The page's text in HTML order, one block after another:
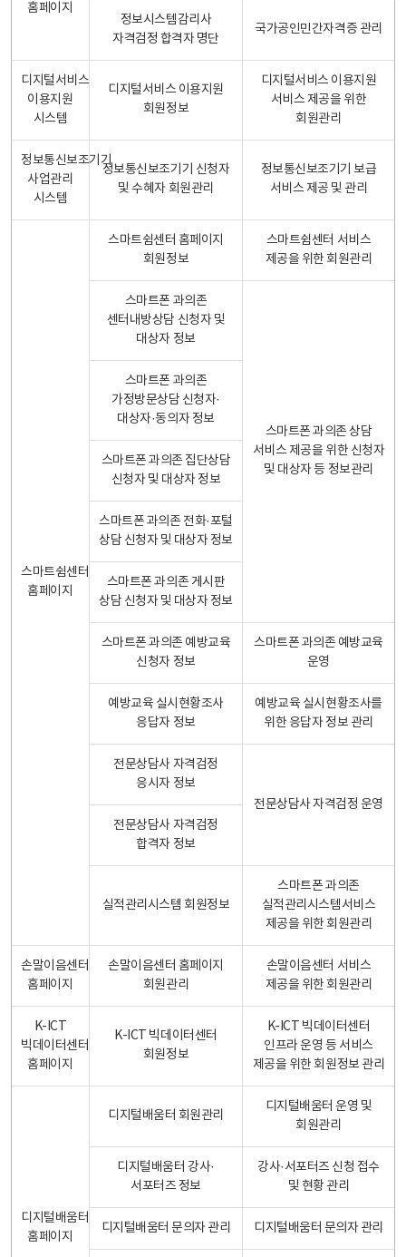
홈페이지
정보시스템감리사
자격검정 합격자 명단
국가공인민간자격증 관리
디지털서비스
이용지원
시스템
디지털서비스 이용지원
회원정보
디지털서비스 이용지원
서비스 제공을 위한
회원관리
정보통신보조기기
사업관리
시스템
정보통신보조기기 신청자
및 수혜자 회원관리
정보통신보조기기 보급
서비스 제공 및 관리
스마트쉼센터
홈페이지
스마트쉼센터 홈페이지
회원정보
스마트쉼센터 서비스
제공을 위한 회원관리
스마트폰 과의존
센터내방상담 신청자 및
대상자 정보
스마트폰 과의존 상담
서비스 제공을 위한 신청자
및 대상자 등 정보관리
스마트폰 과의존
가정방문상담 신청자·
대상자·동의자 정보
스마트폰 과의존 집단상담
신청자 및 대상자 정보
스마트폰 과의존 전화·포털
상담 신청자 및 대상자 정보
스마트폰 과의존 게시판
상담 신청자 및 대상자 정보
스마트폰 과의존 예방교육
신청자 정보
스마트폰 과의존 예방교육
운영
예방교육 실시현황조사
응답자 정보
예방교육 실시현황조사를
위한 응답자 정보 관리
전문상담사 자격검정
응시자 정보
전문상담사 자격검정 운영
전문상담사 자격검정
합격자 정보
실적관리시스템 회원정보
스마트폰 과의존
실적관리시스템서비스
제공을 위한 회원관리
손말이음센터
홈페이지
손말이음센터 홈페이지
회원관리
손말이음센터 서비스
제공을 위한 회원관리
K-ICT
빅데이터센터
홈페이지
K-ICT 빅데이터센터
회원정보
K-ICT 빅데이터센터
인프라 운영 등 서비스
제공을 위한 회원정보 관리
디지털배움터
홈페이지
디지털배움터 회원관리
디지털배움터 운영 및
회원관리
디지털배움터 강사·
서포터즈 정보
강사·서포터즈 신청 접수
및 현황 관리
디지털배움터 문의자 관리 디지털배움터 문의자 관리